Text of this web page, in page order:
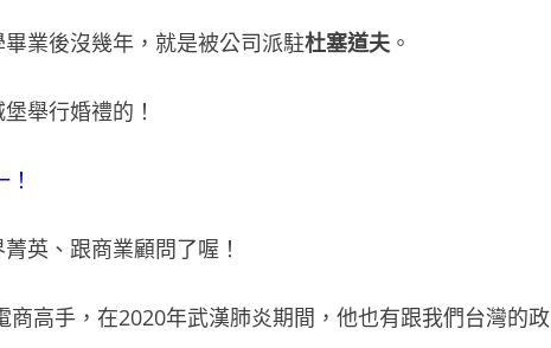
業後沒幾年，就是被公司派駐杜塞道夫。
舉行婚禮的！
英、跟商業顧問了喔！
高手，在2020年武漢肺炎期間，他也有跟我們台灣的政